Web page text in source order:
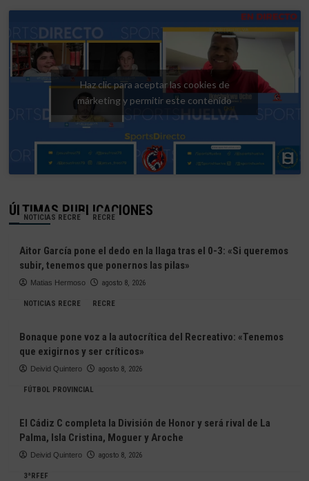
Haz clic para aceptar las cookies de
márketing y permitir este contenido
ÚLTIMAS PUBLICACIONES
NOTICIAS RECRE RECRE
Aitor García pone el dedo en la llaga tras el 0-3: «Si queremos
subir, tenemos que ponernos las pilas»
Matias Hermoso agosto 8, 2026
NOTICIAS RECRE RECRE
Bonaque pone voz a la autocrítica del Recreativo: «Tenemos
que exigirnos y ser críticos»
Deivid Quintero agosto 8, 2026
FÚTBOL PROVINCIAL
El Cádiz C completa la División de Honor y será rival de La
Palma, Isla Cristina, Moguer y Aroche
Deivid Quintero agosto 8, 2026
3ªRFEF